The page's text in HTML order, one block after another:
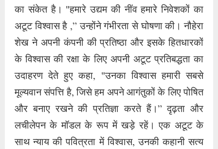
लचीलेपन के मॉडल के रूप में खड़े रहें। एक अटूट के
साथ न्याय की पवित्रता में विश्वास, उनकी कहानी सत्य
की अटूट खोज और विपरीत परिस्थितियों में लचीलेपन की
अदम्य भावना का प्रतीक है। उन अपरिवर्तनीय सिद्धांतों
पर विचार करने की आवश्यकता है जो न्याय की इमारत
को रेखांकित करते हैं। कानूनी जांच के संदर्भ में सत्य
अंतिम मध्यस्थ के रूप में उभरता है। यह समय और
परिस्थितियों के उतार-चढ़ाव से परे है। बरी होना सत्य के
प्रति दृढ़ प्रतिबद्धता और न्याय के लिए उच्च संघर्ष का